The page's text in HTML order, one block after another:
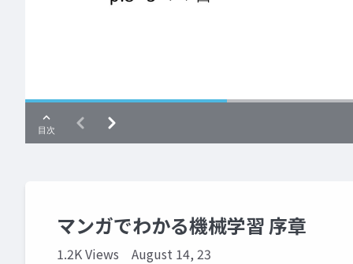
マンガでわかる機械学習 序章
1.2K Views August 14, 23